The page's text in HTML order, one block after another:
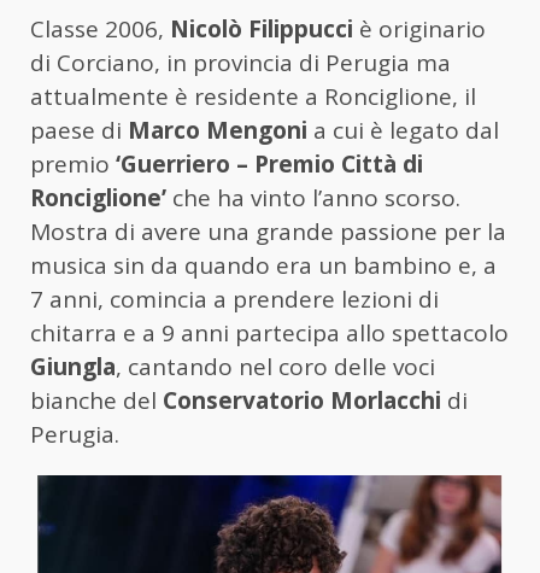
Classe 2006, Nicolò Filippucci è originario
di Corciano, in provincia di Perugia ma
attualmente è residente a Ronciglione, il
paese di Marco Mengoni a cui è legato dal
premio ‘Guerriero – Premio Città di
Ronciglione’ che ha vinto l’anno scorso.
Mostra di avere una grande passione per la
musica sin da quando era un bambino e, a
7 anni, comincia a prendere lezioni di
chitarra e a 9 anni partecipa allo spettacolo
Giungla, cantando nel coro delle voci
bianche del Conservatorio Morlacchi di
Perugia.